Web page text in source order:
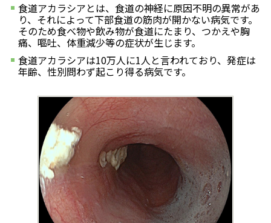
食道アカラシアとは、食道の神経に原因不明の異常があ
り、それによって下部食道の筋肉が開かない病気です。
そのため食べ物や飲み物が食道にたまり、つかえや胸
痛、嘔吐、体重減少等の症状が生じます。
食道アカラシアは10万人に1人と言われており、発症は
年齢、性別問わず起こり得る病気です。